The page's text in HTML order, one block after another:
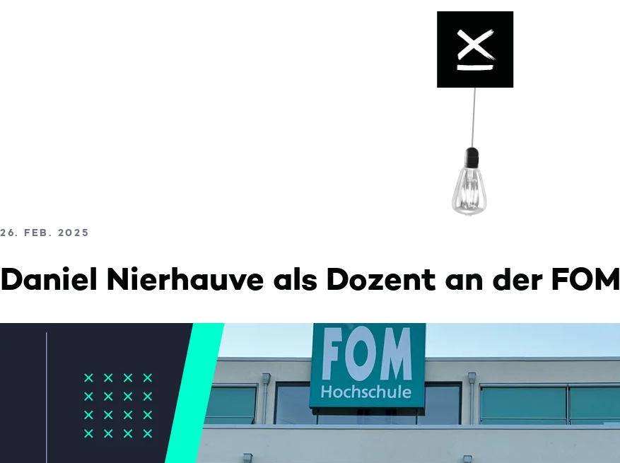
Enable dark mode
VERÖFFENTLICHT AM
26. FEB. 2025
Daniel Nierhauve als Dozent an der FOM